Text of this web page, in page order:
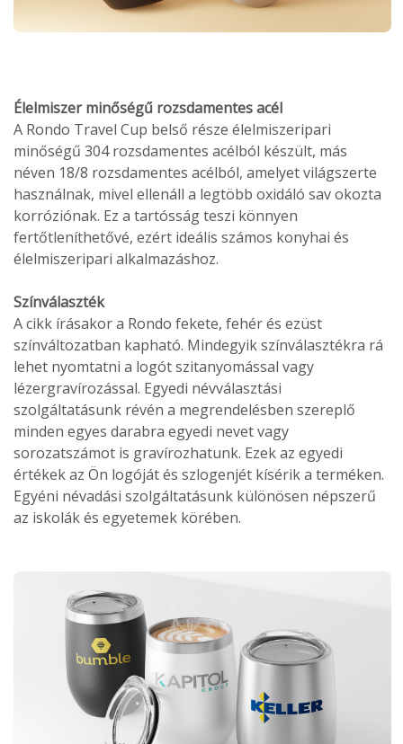
Élelmiszer minőségű rozsdamentes acél
A Rondo Travel Cup belső része élelmiszeripari
minőségű 304 rozsdamentes acélból készült, más
néven 18/8 rozsdamentes acélból, amelyet világszerte
használnak, mivel ellenáll a legtöbb oxidáló sav okozta
korróziónak. Ez a tartósság teszi könnyen
fertőtleníthetővé, ezért ideális számos konyhai és
élelmiszeripari alkalmazáshoz.
Színválaszték
A cikk írásakor a Rondo fekete, fehér és ezüst
színváltozatban kapható. Mindegyik színválasztékra rá
lehet nyomtatni a logót szitanyomással vagy
lézergravírozással. Egyedi névválasztási
szolgáltatásunk révén a megrendelésben szereplő
minden egyes darabra egyedi nevet vagy
sorozatszámot is gravírozhatunk. Ezek az egyedi
értékek az Ön logóját és szlogenjét kísérik a terméken.
Egyéni névadási szolgáltatásunk különösen népszerű
az iskolák és egyetemek körében.